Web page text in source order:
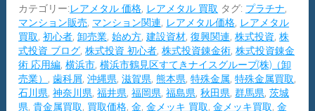
カテゴリー:レアメタル 価格, レアメタル 買取 タグ: プラチナ,
マンション販売, マンション関連, レアメタル価格, レアメタル
買取,初心者,卸売業,始め方,建設資材,復興関連,株式投資,株
式投資 ブログ,株式投資 初心者,株式投資錬金術,株式投資錬金
術 応用編,横浜市,横浜市鶴見区すてきナイスグループ(株)（卸
売業） ,歯科屑,沖縄県,滋賀県,熊本県,特殊金属,特殊金属買取,
石川県,神奈川県,福井県,福岡県,福島県,秋田県,群馬県,茨城
県,貴金属買取, 買取価格,金,金メッキ 買取,金メッキ買取,金